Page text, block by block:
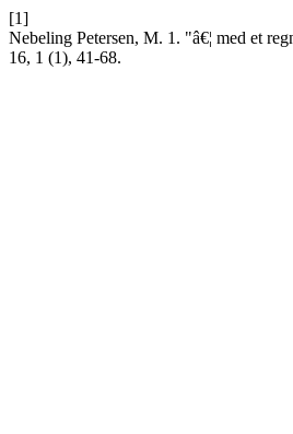
[1]
Nebeling Petersen, M. 1. "â€¦ med et
16, 1 (1), 41-68.